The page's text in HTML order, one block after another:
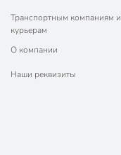
Транспортным компаниям и
курьерам
О компании
Наши реквизиты